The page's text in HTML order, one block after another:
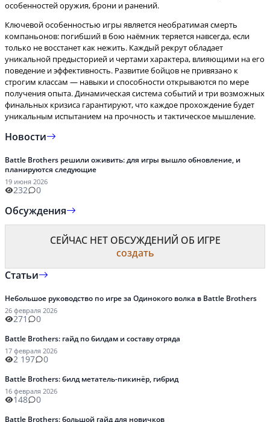
Ключевой особенностью игры является необратимая смерть
компаньонов: погибший в бою наёмник теряется навсегда, если
только не восстанет как нежить. Каждый рекрут обладает
уникальной предысторией и чертами характера, влияющими на его
поведение и эффективность. Развитие бойцов не привязано к
строгим классам — навыки и способности открываются по мере
получения опыта. Динамическая система событий и три возможных
финальных кризиса гарантируют, что каждое прохождение будет
уникальным испытанием на прочность и тактическое мышление.
Новости
Battle Brothers решили оживить: для игры вышло обновление, и
планируются следующие
19 июня 2026
232 0
Обсуждения
СЕЙЧАС НЕТ ОБСУЖДЕНИЙ ОБ ИГРЕ
создать
Статьи
Небольшое руководство по игре за Одинокого волка в Battle Brothers
26 февраля 2026
271 0
Battle Brothers: гайд по билдам и составу отряда
17 февраля 2026
2 197 0
Battle Brothers: билд метатель-пикинёр, гибрид
16 февраля 2026
148 0
Battle Brothers: большой гайд для новичков